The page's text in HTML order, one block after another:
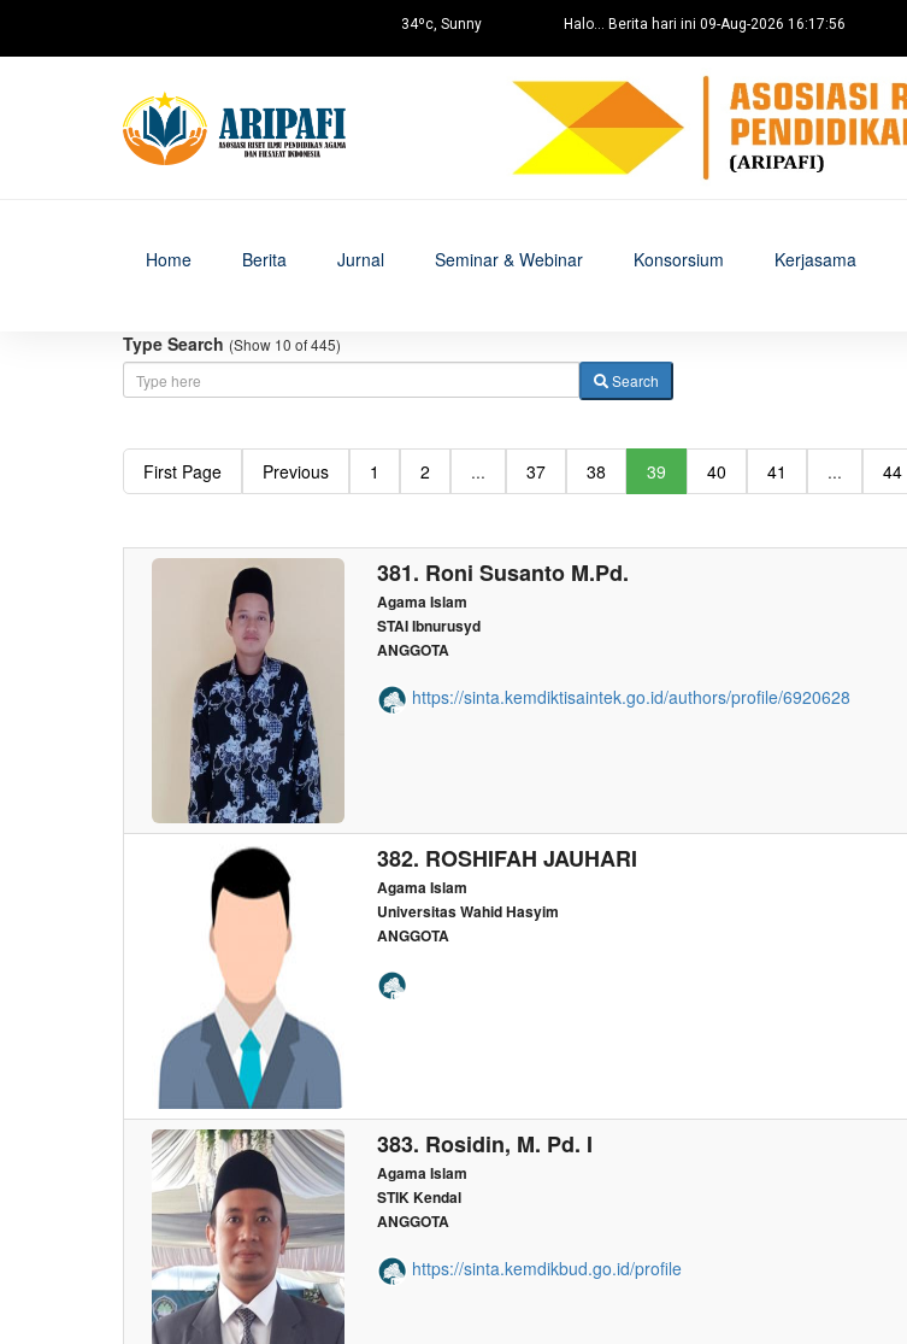
34ºc, Sunny Halo... Berita hari ini 09-Aug-2026 16:17:56
Home Berita Jurnal Seminar & Webinar Konsorsium Kerjasama
Type Search (Show 10 of 445)
Search
First Page Previous 1 2 ... 37 38 39 40 41 ... 44
381. Roni Susanto M.Pd.
Agama Islam
STAI Ibnurusyd
ANGGOTA
https://sinta.kemdiktisaintek.go.id/authors/profile/6920628
382. ROSHIFAH JAUHARI
Agama Islam
Universitas Wahid Hasyim
ANGGOTA
383. Rosidin, M. Pd. I
Agama Islam
STIK Kendal
ANGGOTA
https://sinta.kemdikbud.go.id/profile